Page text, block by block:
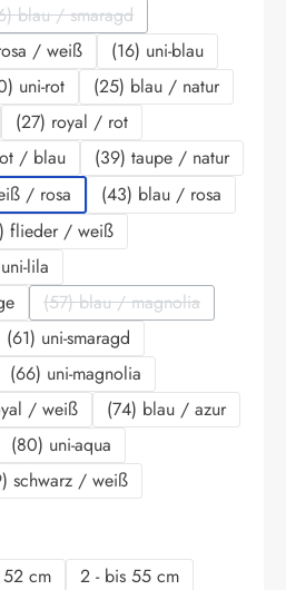
blau / smaragd
(Diese Option ist zurzeit nicht
/ weiß
(16) uni-blau
uni-rot
(25) blau / natur
(27) royal / rot
nicht verfügbar.)
/ blau
(39) taupe / natur
/ rosa
(43) blau / rosa
flieder / weiß
lila
(57) blau / magnolia
(Diese Option ist zurzeit
zurzeit nicht verfügbar.)
(61) uni-smaragd
(66) uni-magnolia
/ weiß
(74) blau / azur
zurzeit nicht verfügbar.)
(80) uni-aqua
schwarz / weiß
52 cm
2 - bis 55 cm